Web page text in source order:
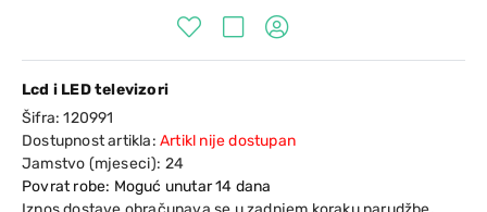
Lcd i LED televizori
Šifra:120991
Dostupnost artikla: Artikl nije dostupan
Jamstvo (mjeseci): 24
Povrat robe: Moguć unutar 14 dana